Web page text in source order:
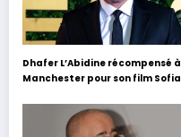
Dhafer L’Abidine récompensé à
Manchester pour son film Sofia